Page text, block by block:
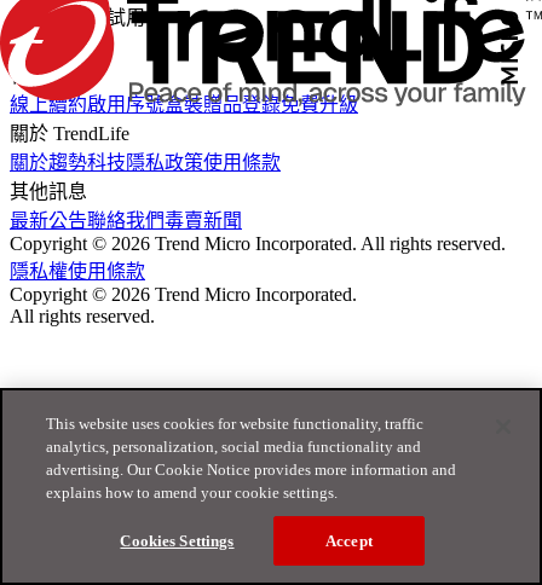
免費體驗與試用
免費試用
會員服務
線上續約啟用序號盒裝贈品登錄免費升級
關於 TrendLife
關於趨勢科技隱私政策使用條款
其他訊息
最新公告聯絡我們毒賣新聞
Copyright © 2026 Trend Micro Incorporated. All rights reserved.
隱私權使用條款
Copyright © 2026 Trend Micro Incorporated.
All rights reserved.
This website uses cookies for website functionality, traffic
analytics, personalization, social media functionality and
advertising. Our Cookie Notice provides more information and
explains how to amend your cookie settings.
Cookies Settings Accept